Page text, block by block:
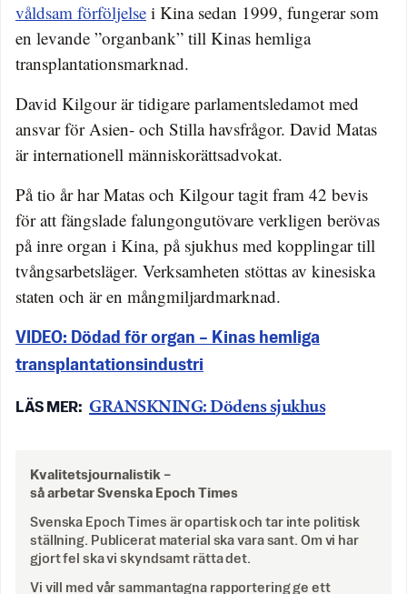
våldsam förföljelse i Kina sedan 1999, fungerar som
en levande ”organbank” till Kinas hemliga
transplantationsmarknad.
David Kilgour är tidigare parlamentsledamot med
ansvar för Asien- och Stilla havsfrågor. David Matas
är internationell människorättsadvokat.
På tio år har Matas och Kilgour tagit fram 42 bevis
för att fängslade falungongutövare verkligen berövas
på inre organ i Kina, på sjukhus med kopplingar till
tvångsarbetsläger. Verksamheten stöttas av kinesiska
staten och är en mångmiljardmarknad.
VIDEO: Dödad för organ – Kinas hemliga
transplantationsindustri
GRANSKNING: Dödens sjukhus
Kvalitetsjournalistik –
så arbetar Svenska Epoch Times
Svenska Epoch Times är opartisk och tar inte politisk
ställning. Publicerat material ska vara sant. Om vi har
gjort fel ska vi skyndsamt rätta det.
Vi vill med vår sammantagna rapportering ge ett